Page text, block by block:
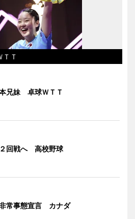
Ｔ
兄妹 卓球ＷＴＴ
回戦へ 高校野球
常事態宣言 カナダ